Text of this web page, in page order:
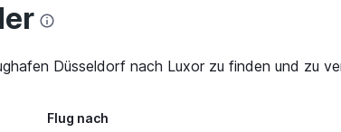
Düsseldorf nach Luxor zu finden und zu
Flug nach